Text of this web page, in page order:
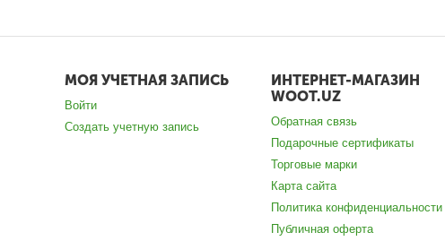
МОЯ УЧЕТНАЯ ЗАПИСЬ
Войти
Создать учетную запись
ИНТЕРНЕТ-МАГАЗИН
WOOT.UZ
Обратная связь
Подарочные сертификаты
Торговые марки
Карта сайта
Политика конфиденциальности
Публичная оферта